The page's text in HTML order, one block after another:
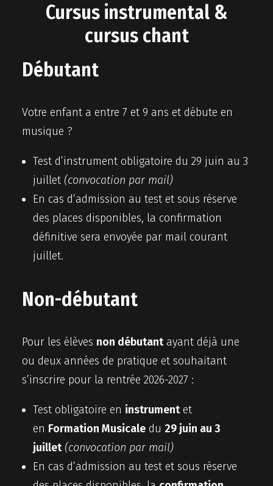
Cursus instrumental &
cursus chant
Débutant
Votre enfant a entre 7 et 9 ans et débute en
musique ?
Test d’instrument obligatoire du 29 juin au 3
juillet (convocation par mail)
En cas d’admission au test et sous réserve
des places disponibles, la confirmation
définitive sera envoyée par mail courant
juillet.
Non-débutant
Pour les élèves non débutantayant déjà une
ou deux années de pratique et souhaitant
s’inscrire pour la rentrée 2026-2027 :
Test obligatoire en instrumentet
en Formation Musicale du 29 juin au 3
juillet (convocation par mail)
En cas d’admission au test et sous réserve